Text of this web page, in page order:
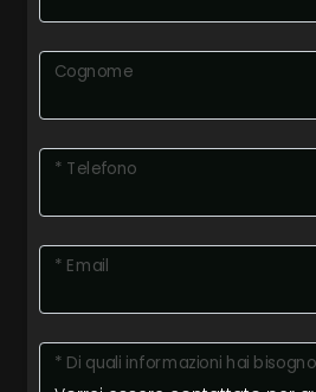
Cognome
* Telefono
* Email
* Di quali informazioni hai